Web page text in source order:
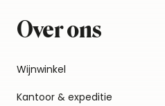
Over ons
Wijnwinkel
Kantoor & expeditie